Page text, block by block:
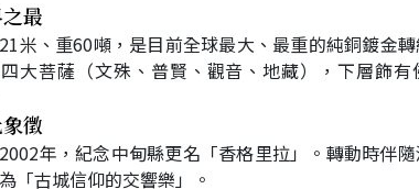
最
米、重60噸，是目前全球最大、最重的純銅鍍金
大菩薩（文殊、普賢、觀音、地藏），下層飾有
徵
年，紀念中甸縣更名「香格里拉」。轉動時伴隨
「古城信仰的交響樂」。